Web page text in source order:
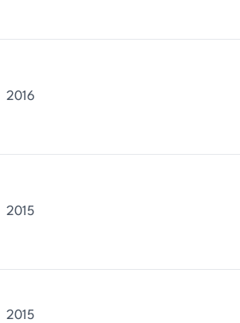
2016
2015
2015